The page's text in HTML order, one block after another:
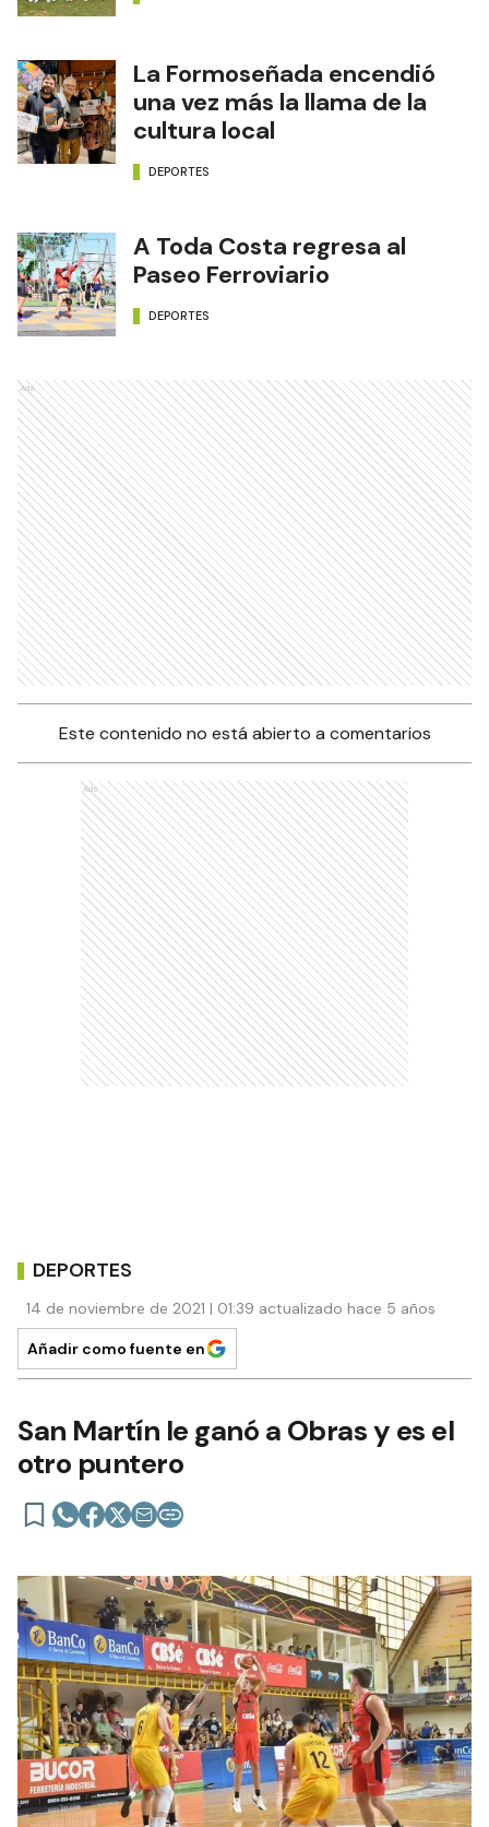
La Formoseñada encendió
una vez más la llama de la
cultura local
DEPORTES
A Toda Costa regresa al
Paseo Ferroviario
DEPORTES
Ads
Este contenido no está abierto a comentarios
Ads
DEPORTES
14 de noviembre de 2021 | 01:39 actualizado hace 5 años
Añadir como fuente en
San Martín le ganó a Obras y es el
otro puntero